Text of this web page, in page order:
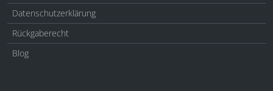
Datenschutzerklärung
Rückgaberecht
Blog